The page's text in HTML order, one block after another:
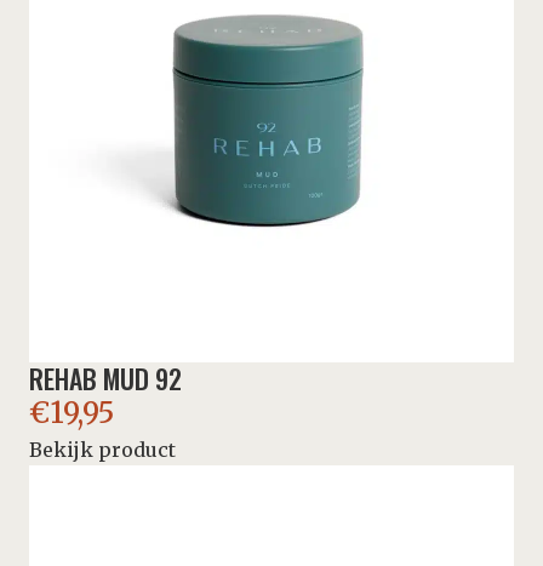
REHAB MUD 92
€19,95
Bekijk product